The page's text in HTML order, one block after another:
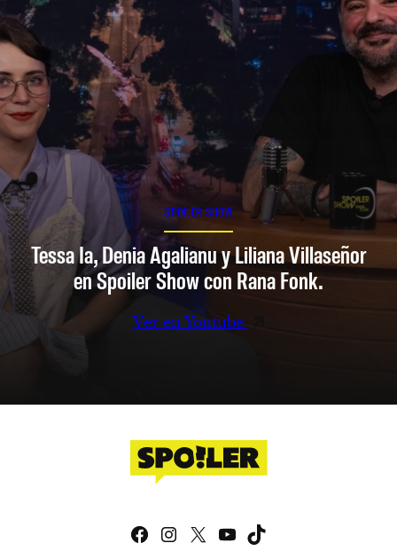
SPOILER SHOW
Tessa Ia, Denia Agalianu y Liliana Villaseñor
en Spoiler Show con Rana Fonk.
Ver en Youtube
Facebook
Instagram
X YouTube